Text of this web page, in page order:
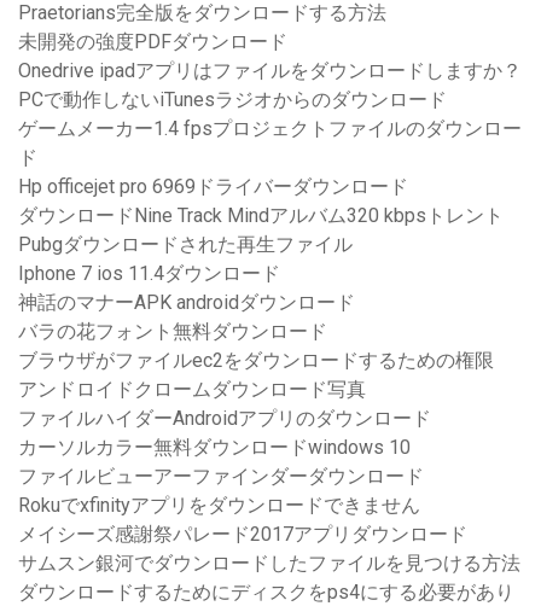
Praetorians完全版をダウンロードする方法
未開発の強度PDFダウンロード
Onedrive ipadアプリはファイルをダウンロードしますか？
PCで動作しないiTunesラジオからのダウンロード
ゲームメーカー1.4 fpsプロジェクトファイルのダウンロー
ド
Hp officejet pro 6969ドライバーダウンロード
ダウンロードNine Track Mindアルバム320 kbpsトレント
Pubgダウンロードされた再生ファイル
Iphone 7 ios 11.4ダウンロード
神話のマナーAPK androidダウンロード
バラの花フォント無料ダウンロード
ブラウザがファイルec2をダウンロードするための権限
アンドロイドクロームダウンロード写真
ファイルハイダーAndroidアプリのダウンロード
カーソルカラー無料ダウンロードwindows 10
ファイルビューアーファインダーダウンロード
Rokuでxfinityアプリをダウンロードできません
メイシーズ感謝祭パレード2017アプリダウンロード
サムスン銀河でダウンロードしたファイルを見つける方法
ダウンロードするためにディスクをps4にする必要があり